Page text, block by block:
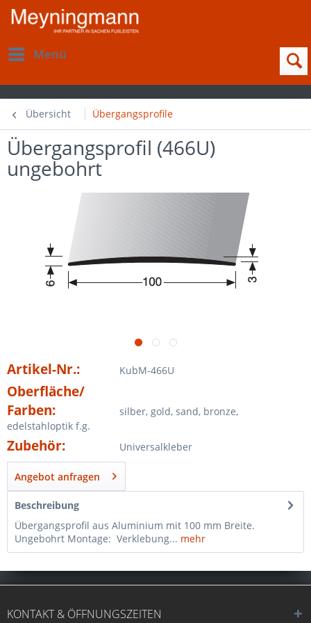
Menü
Übersicht Übergangsprofile
Übergangsprofil (466U)
ungebohrt
Artikel-Nr.: KubM-466U
Oberfläche/
Farben:
silber, gold, sand, bronze,
edelstahloptik f.g.
Zubehör: Universalkleber
Angebot anfragen
Beschreibung
Übergangsprofil aus Aluminium mit 100 mm Breite.
Ungebohrt Montage: Verklebung... mehr
KONTAKT & ÖFFNUNGSZEITEN